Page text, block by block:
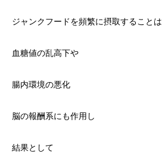
ジャンクフードを頻繁に摂取することは
血糖値の乱高下や
腸内環境の悪化
脳の報酬系にも作用し
結果として